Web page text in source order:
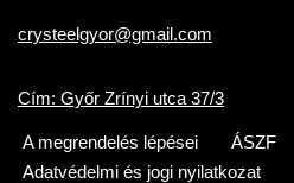
crysteelgyor@gmail.com
Cím: Győr Zrínyi utca 37/3
A megrendelés lépései ÁSZF
Adatvédelmi és jogi nyilatkozat